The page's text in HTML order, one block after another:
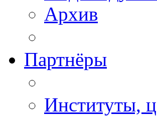
Архив
Партнёры
Институты,